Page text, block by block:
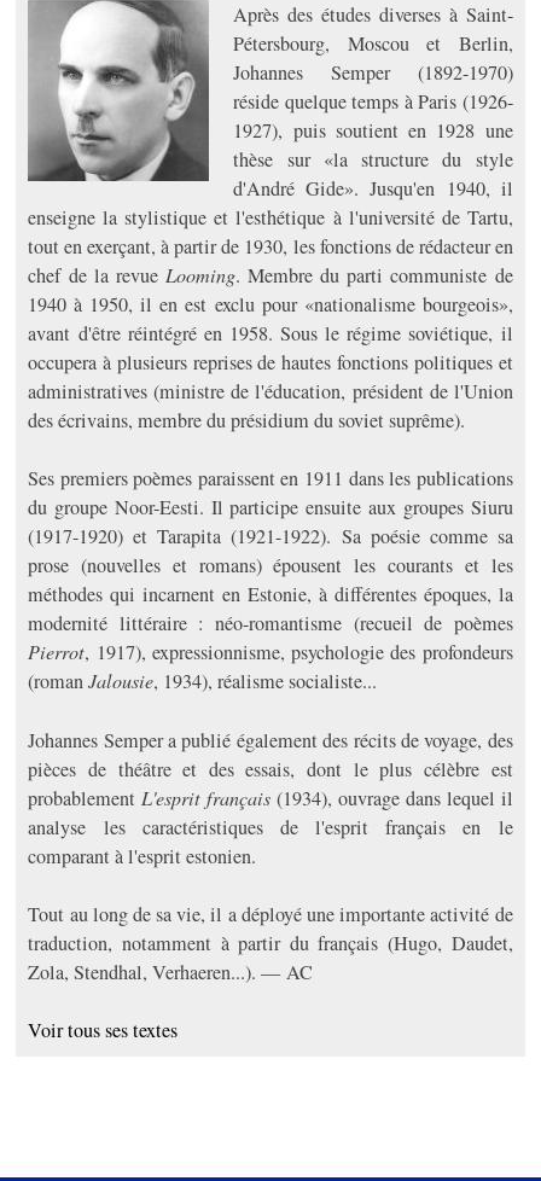
Après des études diverses à Saint-
Pétersbourg, Moscou et Berlin,
Johannes Semper (1892-1970)
réside quelque temps à Paris (1926-
1927), puis soutient en 1928 une
thèse sur «la structure du style
d'André Gide». Jusqu'en 1940, il
enseigne la stylistique et l'esthétique à l'université de Tartu,
tout en exerçant, à partir de 1930, les fonctions de rédacteur en
chef de la revue Looming. Membre du parti communiste de
1940 à 1950, il en est exclu pour «nationalisme bourgeois»,
avant d'être réintégré en 1958. Sous le régime soviétique, il
occupera à plusieurs reprises de hautes fonctions politiques et
administratives (ministre de l'éducation, président de l'Union
des écrivains, membre du présidium du soviet suprême).
Ses premiers poèmes paraissent en 1911 dans les publications
du groupe Noor-Eesti. Il participe ensuite aux groupes Siuru
(1917-1920) et Tarapita (1921-1922). Sa poésie comme sa
prose (nouvelles et romans) épousent les courants et les
méthodes qui incarnent en Estonie, à différentes époques, la
modernité littéraire : néo-romantisme (recueil de poèmes
Pierrot, 1917), expressionnisme, psychologie des profondeurs
(romanJalousie, 1934), réalisme socialiste...
Johannes Semper a publié également des récits de voyage, des
pièces de théâtre et des essais, dont le plus célèbre est
probablementL'esprit français (1934), ouvrage dans lequel il
analyse les caractéristiques de l'esprit français en le
comparant à l'esprit estonien.
Tout au long de sa vie, il a déployé une importante activité de
traduction, notamment à partir du français (Hugo, Daudet,
Zola, Stendhal, Verhaeren...). — AC
Voir tous ses textes